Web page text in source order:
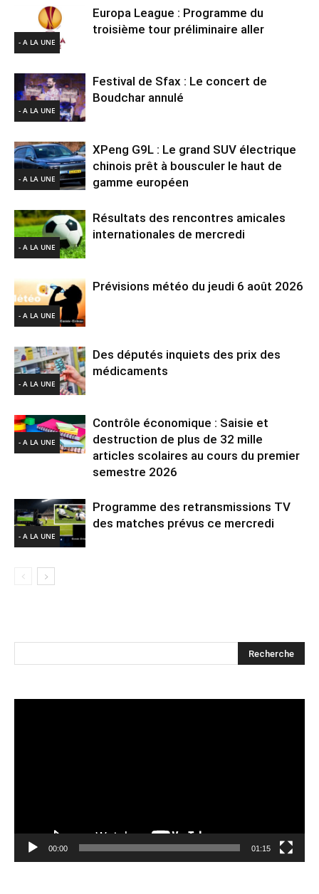
- A LA UNE
Europa League : Programme du
troisième tour préliminaire aller
- A LA UNE
Festival de Sfax : Le concert de
Boudchar annulé
- A LA UNE
XPeng G9L : Le grand SUV électrique
chinois prêt à bousculer le haut de
gamme européen
- A LA UNE
Résultats des rencontres amicales
internationales de mercredi
- A LA UNE
Prévisions météo du jeudi 6 août 2026
- A LA UNE
Des députés inquiets des prix des
médicaments
- A LA UNE
Contrôle économique : Saisie et
destruction de plus de 32 mille
articles scolaires au cours du premier
semestre 2026
- A LA UNE
Programme des retransmissions TV
des matches prévus ce mercredi
00:00 01:15